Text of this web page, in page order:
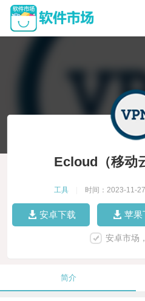
Ecloud（移动
工具 时间：2023-11-27
安卓下载 苹果
安卓市场
简介